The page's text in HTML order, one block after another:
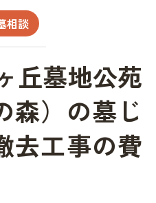
相談
丘墓地公苑
森）の墓じ
去工事の費